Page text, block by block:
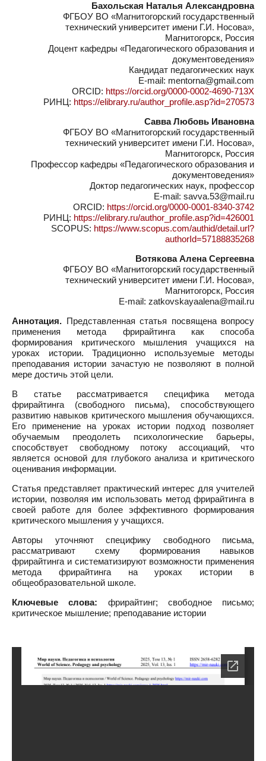
Бахольская Наталья Александровна
ФГБОУ ВО «Магнитогорский государственный
технический университет имени Г.И. Носова»,
Магнитогорск, Россия
Доцент кафедры «Педагогического образования и
документоведения»
Кандидат педагогических наук
E-mail: mentorna@gmail.com
ORCID: https://orcid.org/0000-0002-4690-713X
РИНЦ: https://elibrary.ru/author_profile.asp?id=270573
Савва Любовь Ивановна
ФГБОУ ВО «Магнитогорский государственный
технический университет имени Г.И. Носова»,
Магнитогорск, Россия
Профессор кафедры «Педагогического образования и
документоведения»
Доктор педагогических наук, профессор
E-mail: savva.53@mail.ru
ORCID: https://orcid.org/0000-0001-8340-3742
РИНЦ: https://elibrary.ru/author_profile.asp?id=426001
SCOPUS: https://www.scopus.com/authid/detail.url?
authorId=57188835268
Вотякова Алена Сергеевна
ФГБОУ ВО «Магнитогорский государственный
технический университет имени Г.И. Носова»,
Магнитогорск, Россия
E-mail: zatkovskayaalena@mail.ru
Аннотация. Представленная статья посвящена вопросу
применения метода фрирайтинга как способа
формирования критического мышления учащихся на
уроках истории. Традиционно используемые методы
преподавания истории зачастую не позволяют в полной
мере достичь этой цели.
В статье рассматривается специфика метода
фрирайтинга (свободного письма), способствующего
развитию навыков критического мышления обучающихся.
Его применение на уроках истории подход позволяет
обучаемым преодолеть психологические барьеры,
способствует свободному потоку ассоциаций, что
является основой для глубокого анализа и критического
оценивания информации.
Статья представляет практический интерес для учителей
истории, позволяя им использовать метод фрирайтинга в
своей работе для более эффективного формирования
критического мышления у учащихся.
Авторы уточняют специфику свободного письма,
рассматривают схему формирования навыков
фрирайтинга и систематизируют возможности применения
метода фрирайтинга на уроках истории в
общеобразовательной школе.
Ключевые слова: фрирайтинг; свободное письмо;
критическое мышление; преподавание истории